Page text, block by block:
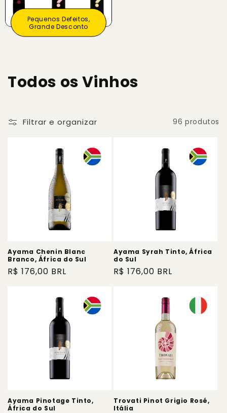
Pequenos Defeitos,
Grande Desconto
C
l
Todos os Vinhos
Filtrar e organizar 96 produtos
Ayama Chenin Blanc
Branco, África do Sul
Preço
R$ 176,00 BRL
Ayama Syrah Tinto, África
do Sul
Preço
R$ 176,00 BRL
Ayama Pinotage Tinto,
África do Sul
Trovati Pinot Grigio Rosé,
Itália